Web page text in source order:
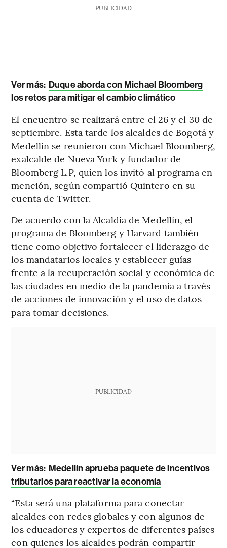
PUBLICIDAD
Ver más: Duque aborda con Michael Bloomberg
los retos para mitigar el cambio climático
El encuentro se realizará entre el 26 y el 30 de
septiembre. Esta tarde los alcaldes de Bogotá y
Medellín se reunieron con Michael Bloomberg,
exalcalde de Nueva York y fundador de
Bloomberg L.P, quien los invitó al programa en
mención, según compartió Quintero en su
cuenta de Twitter.
De acuerdo con la Alcaldía de Medellín, el
programa de Bloomberg y Harvard también
tiene como objetivo fortalecer el liderazgo de
los mandatarios locales y establecer guías
frente a la recuperación social y económica de
las ciudades en medio de la pandemia a través
de acciones de innovación y el uso de datos
para tomar decisiones.
PUBLICIDAD
Ver más: Medellín aprueba paquete de incentivos
tributarios para reactivar la economía
“Esta será una plataforma para conectar
alcaldes con redes globales y con algunos de
los educadores y expertos de diferentes países
con quienes los alcaldes podrán compartir